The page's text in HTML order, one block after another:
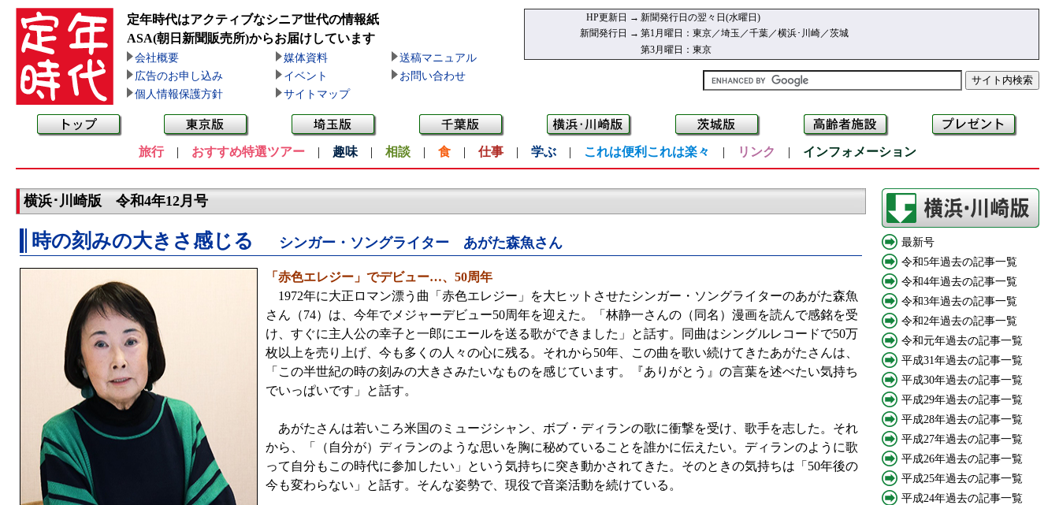
定年時代はアクティブなシニア世代の情報紙
ASA(朝日新聞販売所)からお届けしています
会社概要 媒体資料
送稿マニュアル
広告のお申し込み
イベント
お問い合わせ
個人情報保護方針
サイトマップ
HP更新日 → 新聞発行日の翌々日(水曜日)
新聞発行日 → 第1月曜日：東京／埼玉／千葉／横浜･川崎／茨城
第3月曜日：東京
旅行| おすすめ特選ツアー | 趣味 | 相談 | 食 | 仕事 | 学ぶ | これは便利これは楽々 | リンク | インフォメーション
横浜･川崎版 令和4年12月号
時の刻みの大きさ感じる シンガー・ソングライター あがた森魚さん
「赤色エレジー」でデビュー…、50周年
1972年に大正ロマン漂う曲「赤色エレジー」を大ヒットさせたシンガー・ソングライターのあがた森魚
さん（74）は、今年でメジャーデビュー50周年を迎えた。「林静一さんの（同名）漫画を読んで感銘を受
け、すぐに主人公の幸子と一郎にエールを送る歌ができました」と話す。同曲はシングルレコードで50万
枚以上を売り上げ、今も多くの人々の心に残る。それから50年、この曲を歌い続けてきたあがたさんは、
「この半世紀の時の刻みの大きさみたいなものを感じています。『ありがとう』の言葉を述べたい気持ち
でいっぱいです」と話す。
あがたさんは若いころ米国のミュージシャン、ボブ・ディランの歌に衝撃を受け、歌手を志した。それ
から、「（自分が）ディランのような思いを胸に秘めていることを誰かに伝えたい。ディランのように歌
って自分もこの時代に参加したい」という気持ちに突き動かされてきた。そのときの気持ちは「50年後の
今も変わらない」と話す。そんな姿勢で、現役で音楽活動を続けている。
最新号
令和5年過去の記事一覧
令和4年過去の記事一覧
令和3年過去の記事一覧
令和2年過去の記事一覧
令和元年過去の記事一覧
平成31年過去の記事一覧
平成30年過去の記事一覧
平成29年過去の記事一覧
平成28年過去の記事一覧
平成27年過去の記事一覧
平成26年過去の記事一覧
平成25年過去の記事一覧
平成24年過去の記事一覧